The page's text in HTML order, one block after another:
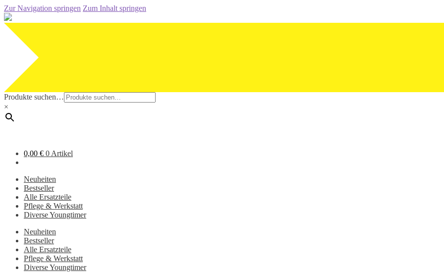
Zur Navigation springen Zum Inhalt springen
Produkte suchen…
×
0,00 € 0 Artikel
Neuheiten
Bestseller
Alle Ersatzteile
Pflege & Werkstatt
Diverse Youngtimer
Neuheiten
Bestseller
Alle Ersatzteile
Pflege & Werkstatt
Diverse Youngtimer